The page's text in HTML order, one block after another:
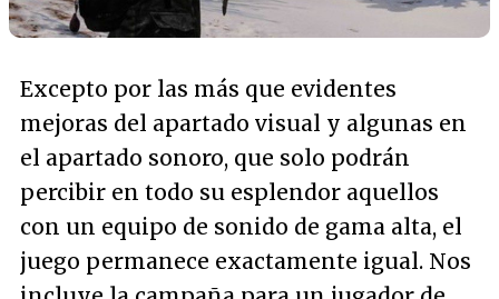
Excepto por las más que evidentes
mejoras del apartado visual y algunas en
el apartado sonoro, que solo podrán
percibir en todo su esplendor aquellos
con un equipo de sonido de gama alta, el
juego permanece exactamente igual. Nos